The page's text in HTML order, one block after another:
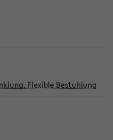
Flexible Bestuhlung